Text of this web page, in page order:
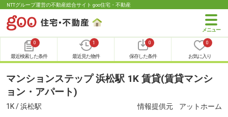
NTTグループ運営の不動産総合サイト goo住宅・不動産
0
最近検索した条件
1
最近見た物件
0
保存した条件
0
お気に入り
マンションステップ 浜松駅 1K 賃貸(賃貸マンシ
ョン・アパート)
1K / 浜松駅 情報提供元 アットホーム